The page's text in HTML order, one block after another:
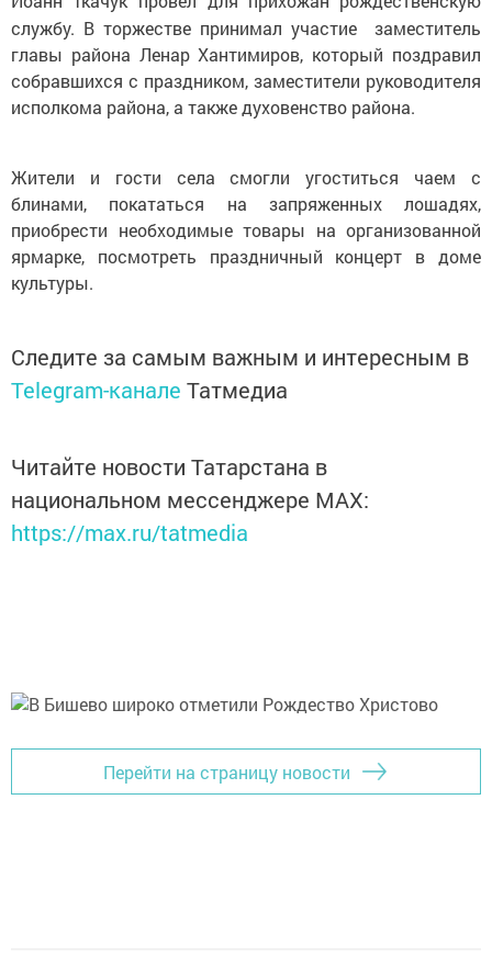
службу. В торжестве принимал участие заместитель
главы района Ленар Хантимиров, который поздравил
собравшихся с праздником, заместители руководителя
исполкома района, а также духовенство района.
Жители и гости села смогли угоститься чаем с
блинами, покататься на запряженных лошадях,
приобрести необходимые товары на организованной
ярмарке, посмотреть праздничный концерт в доме
культуры.
Следите за самым важным и интересным в
Telegram-канале Татмедиа
Читайте новости Татарстана в
национальном мессенджере MАХ:
https://max.ru/tatmedia
Перейти на страницу новости